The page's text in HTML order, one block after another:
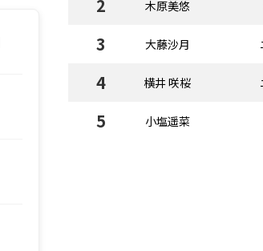
2 木原美悠
3 大藤沙月
4 横井 咲桜
5 小塩遥菜